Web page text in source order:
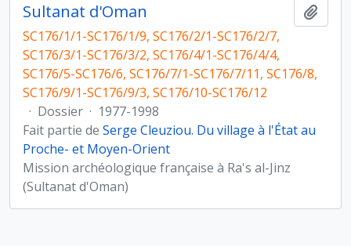
Sultanat d'Oman
SC176/1/1-SC176/1/9, SC176/2/1-SC176/2/7,
SC176/3/1-SC176/3/2, SC176/4/1-SC176/4/4,
SC176/5-SC176/6, SC176/7/1-SC176/7/11, SC176/8,
SC176/9/1-SC176/9/3, SC176/10-SC176/12
· Dossier · 1977-1998
Fait partie de Serge Cleuziou. Du village à l'État au
Proche- et Moyen-Orient
Mission archéologique française à Ra's al-Jinz
(Sultanat d'Oman)